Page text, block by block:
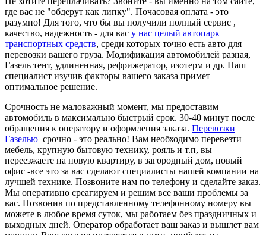
где вас не "обдерут как липку". Почасовая оплата - это
разумно! Для того, что бы вы получили полный сервис ,
качество, надежность - для вас у нас целый автопарк
транспортных средств, среди которых точно есть авто для
перевозки вашего груза. Модификация автомобилей разная,
Газель тент, удлиненная, рефрижератор, изотерм и др. Наш
специалист изучив факторы вашего заказа примет
оптимальное решение.
Срочность не маловажный момент, мы предоставим
автомобиль в максимально быстрый срок. 30-40 минут после
обращения к оператору и оформления заказа. Перевозки
Газелью срочно - это реально! Вам необходимо перевезти
мебель, крупную бытовую технику, рояль и т.п, вы
переезжаете на новую квартиру, в загородный дом, новый
офис -все это за вас сделают специалисты нашей компании на
лучшей технике. Позвоните нам по телефону и сделайте заказ.
Мы оперативно среагируем и решим все ваши проблемы за
вас. Позвонив по представленному телефонному номеру вы
можете в любое время суток, мы работаем без праздничных и
выходных дней. Оператор обработает ваш заказ и вышлет вам